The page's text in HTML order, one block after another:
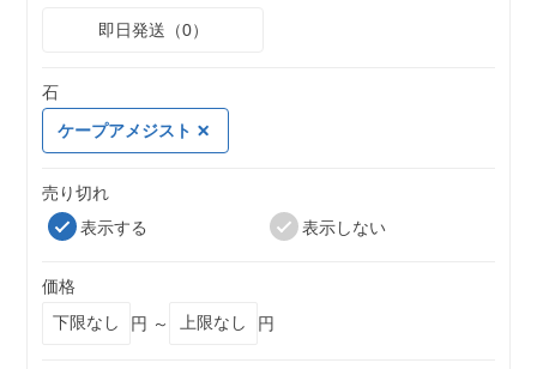
即日発送（0）
石
ケープアメジスト
売り切れ
表示する
表示しない
価格
円 ～
円